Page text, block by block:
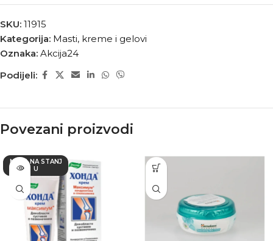
SKU: 11915
Kategorija: Masti, kreme i gelovi
Oznaka: Akcija24
Podijeli:
Povezani proizvodi
NEMA NA STANJ
U